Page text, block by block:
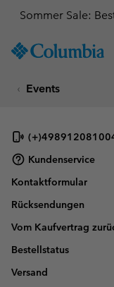
TO
SKIP
NAV
SKIP
SEARCH
Sommer Sale:
Events
Kundenservice
Kontaktformular
Rücksendungen
Vom Kaufvertrag
Bestellstatus
Versand